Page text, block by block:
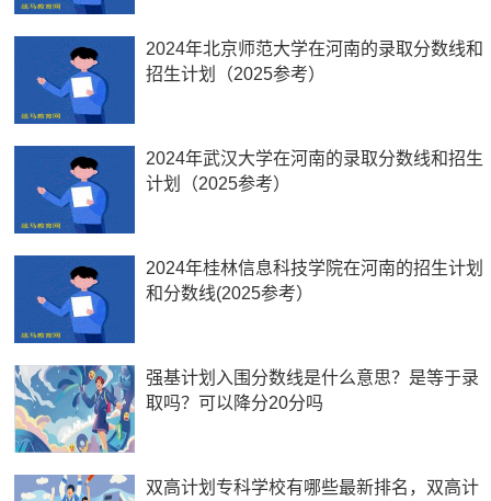
2024年北京师范大学在河南的录取分数线和
招生计划（2025参考）
2024年武汉大学在河南的录取分数线和招生
计划（2025参考）
2024年桂林信息科技学院在河南的招生计划
和分数线(2025参考）
强基计划入围分数线是什么意思？是等于录
取吗？可以降分20分吗
双高计划专科学校有哪些最新排名，双高计